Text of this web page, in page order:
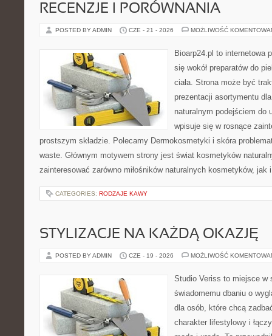
RECENZJE I PORÓWNANIA
POSTED BY ADMIN CZE - 21 - 2026 MOŻLIWOŚĆ
Bioarp24.pl to internetowa
się wokół preparatów do
ciała. Strona może być
prezentacji asortymentu
naturalnym podejściem do
wpisuje się w rosnące
prostszym składzie. Polecamy Dermokosmetyki i skóra
waste. Głównym motywem strony jest świat kosmetyków
zainteresować zarówno miłośników naturalnych kosmetyków,
CATEGORIES: RODZAJE KAWY
STYLIZACJE NA KAŻDĄ OKAZJĘ
POSTED BY ADMIN CZE - 19 - 2026 MOŻLIWOŚĆ
Studio Veriss to miejsce w
świadomemu dbaniu o
dla osób, które chcą
charakter lifestylowy i